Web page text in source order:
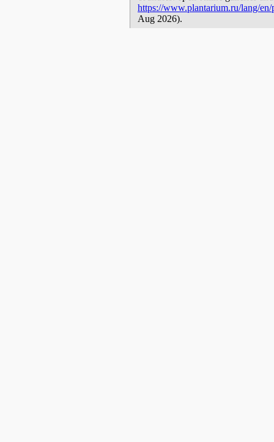
https://www.plantarium.ru/lang/
Aug 2026).